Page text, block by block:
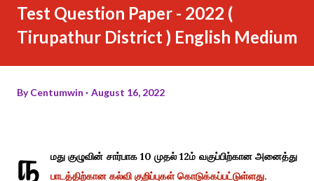
Test Question Paper - 2022 (
Tirupathur District ) English Medium
ByCentumwin August 16, 2022
ந
மது குழுவின் சார்பாக 10 முதல் 12ம் வகுப்பிற்கான அனைத்து
பாடத்திற்கான கல்வி குறிப்புகள் கொடுக்கப்பட்டுள்ளது.